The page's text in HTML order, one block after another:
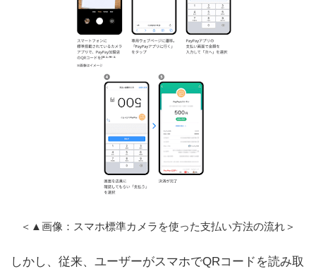
＜▲画像：スマホ標準カメラを使った支払い方法の流れ＞
しかし、従来、ユーザーがスマホでQRコードを読み取